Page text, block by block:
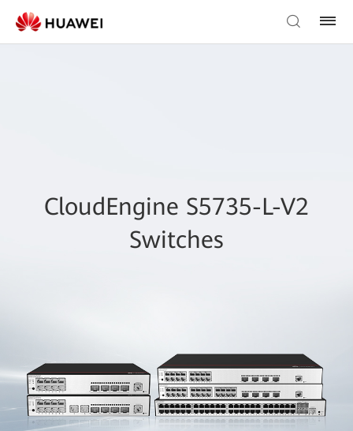
CloudEngine S5735-L-V2
Switches